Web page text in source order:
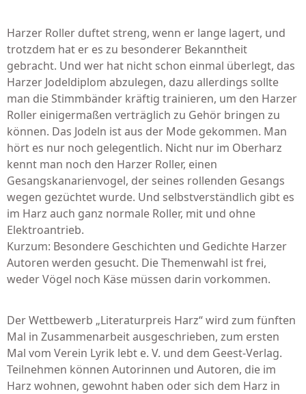
Harzer Roller duftet streng, wenn er lange lagert, und
trotzdem hat er es zu besonderer Bekanntheit
gebracht. Und wer hat nicht schon einmal überlegt, das
Harzer Jodeldiplom abzulegen, dazu allerdings sollte
man die Stimmbänder kräftig trainieren, um den Harzer
Roller einigermaßen verträglich zu Gehör bringen zu
können. Das Jodeln ist aus der Mode gekommen. Man
hört es nur noch gelegentlich. Nicht nur im Oberharz
kennt man noch den Harzer Roller, einen
Gesangskanarienvogel, der seines rollenden Gesangs
wegen gezüchtet wurde. Und selbstverständlich gibt es
im Harz auch ganz normale Roller, mit und ohne
Elektroantrieb.
Kurzum: Besondere Geschichten und Gedichte Harzer
Autoren werden gesucht. Die Themenwahl ist frei,
weder Vögel noch Käse müssen darin vorkommen.
Der Wettbewerb „Literaturpreis Harz“ wird zum fünften
Mal in Zusammenarbeit ausgeschrieben, zum ersten
Mal vom Verein Lyrik lebt e. V. und dem Geest-Verlag.
Teilnehmen können Autorinnen und Autoren, die im
Harz wohnen, gewohnt haben oder sich dem Harz in